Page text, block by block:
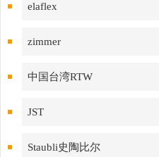
elaflex
zimmer
中国台湾RTW
JST
Staubli史陶比尔